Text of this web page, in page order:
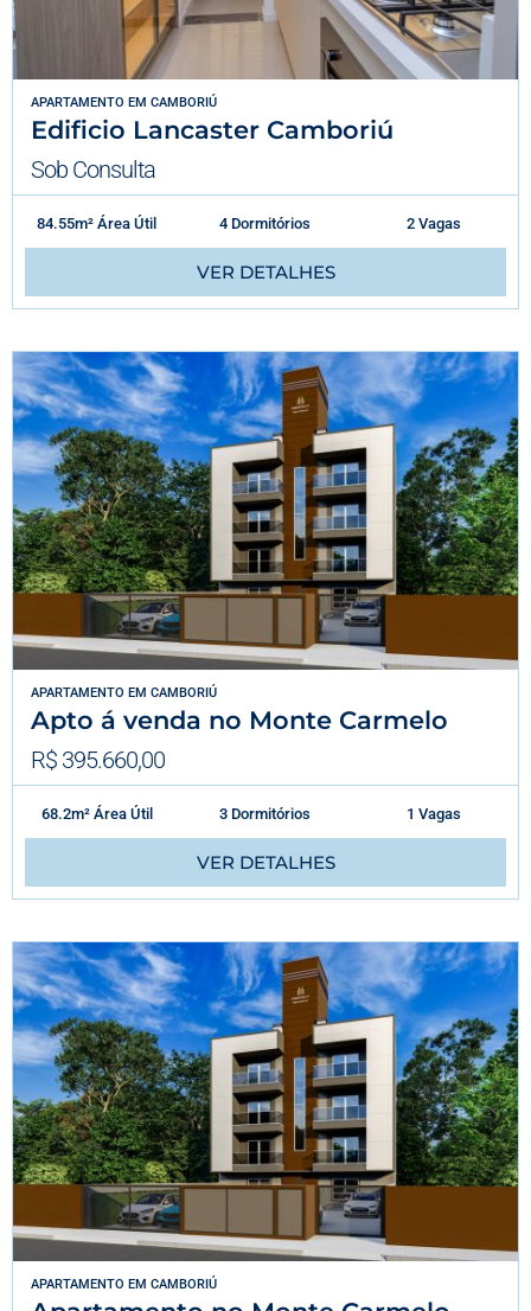
APARTAMENTO EM CAMBORIÚ
Edificio Lancaster Camboriú
Sob Consulta
84.55m² Área Útil 4 Dormitórios 2 Vagas
VER DETALHES
APARTAMENTO EM CAMBORIÚ
Apto á venda no Monte Carmelo
R$ 395.660,00
68.2m² Área Útil 3 Dormitórios 1 Vagas
VER DETALHES
APARTAMENTO EM CAMBORIÚ